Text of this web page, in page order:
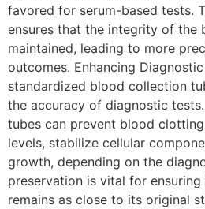
favored for serum-based tests.
ensures that the integrity of the
maintained, leading to more
outcomes. Enhancing
standardized blood collection
the accuracy of diagnostic
tubes can prevent blood
levels, stabilize cellular
growth, depending on the
preservation is vital for
remains as close to its original